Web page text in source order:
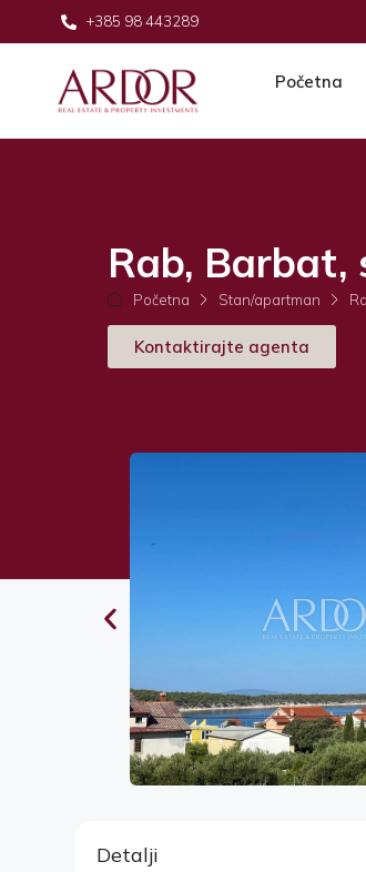
+385 98 443289
Početna
Rab, Barbat,
Početna Stan/apartman
Kontaktirajte agenta
Detalji